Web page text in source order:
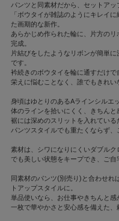
パンツと同素材だから、セットアッ
「ボウタイが雑誌のようにキレイ
た画期的な新作。
あらかじめ作られた輪に、片方の
完成。
片結びをしたようなリボンが簡単
です。
衿続きのボウタイを輪に通すだけ
栄えに悩むことなく、誰でもきれい
身頃はゆとりのあるAラインシルエッ
体のラインを拾いにくく、きちんと
裾には深めのスリットを入れている
パンツスタイルでも重たくならず、
素材は、シワになりにくいダブル
でも美しい状態をキープでき、ご自
同素材のパンツ(別売り)と合わせれ
トアップスタイルに。
単品使いなら、お仕事やきちんと感
一枚で華やかさと安心感を備えた、